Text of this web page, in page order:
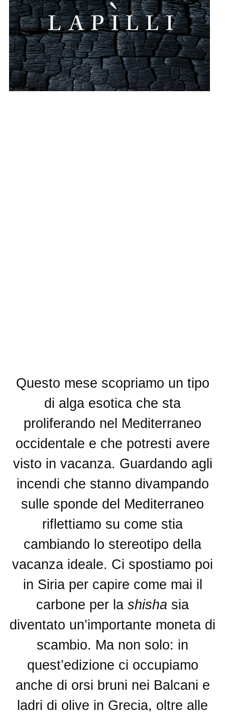
Questo mese scopriamo un tipo
di alga esotica che sta
proliferando nel Mediterraneo
occidentale e che potresti avere
visto in vacanza. Guardando agli
incendi che stanno divampando
sulle sponde del Mediterraneo
riflettiamo su come stia
cambiando lo stereotipo della
vacanza ideale. Ci spostiamo poi
in Siria per capire come mai il
carbone per la shisha sia
diventato un’importante moneta di
scambio. Ma non solo: in
quest’edizione ci occupiamo
anche di orsi bruni nei Balcani e
ladri di olive in Grecia, oltre alle